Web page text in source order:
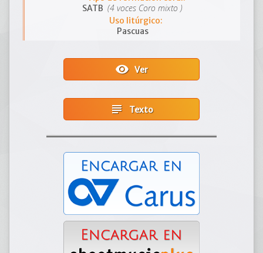
SATB (4 voces Coro mixto )
Uso litúrgico:
Pascuas
visibility Ver
subject Texto